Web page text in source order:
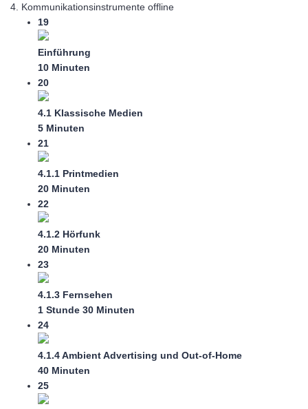
4. Kommunikationsinstrumente offline
19
Einführung
10 Minuten
20
4.1 Klassische Medien
5 Minuten
21
4.1.1 Printmedien
20 Minuten
22
4.1.2 Hörfunk
20 Minuten
23
4.1.3 Fernsehen
1 Stunde 30 Minuten
24
4.1.4 Ambient Advertising und Out-of-Home
40 Minuten
25